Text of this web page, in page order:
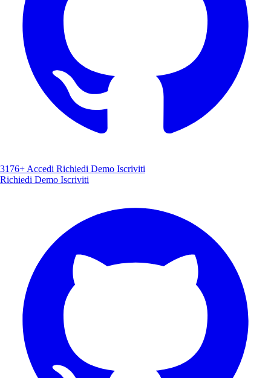
3176+ Accedi Richiedi Demo Iscriviti
Richiedi Demo Iscriviti